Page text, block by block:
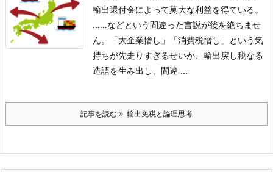
輸出還付金によって莫大な利益を得ている。
……などという間違った言説が後を絶ちませ
ん。
「大企業憎し」「消費税憎し」という気
持ちが先走りすぎるせいか、輸出戻し税なる
造語を生み出し、間違 ...
記事を読む 輸出免税と論理思考